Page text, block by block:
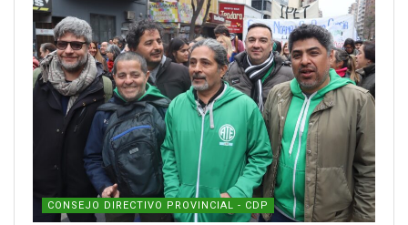
CONSEJO DIRECTIVO PROVINCIAL - CDP